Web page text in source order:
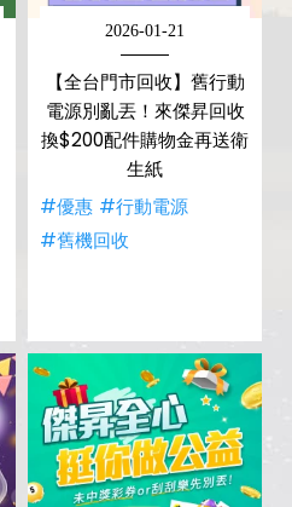
2026-01-21
【全台門市回收】舊行動
電源別亂丟！來傑昇回收
換$200配件購物金再送衛
生紙
#優惠 #行動電源
#舊機回收